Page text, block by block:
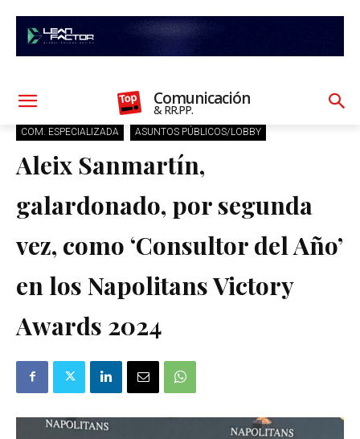
Comunicación
& RR.PP.
COM. ESPECIALIZADA ASUNTOS PÚBLICOS/LOBBY
Aleix Sanmartín,
galardonado, por segunda
vez, como ‘Consultor del Año’
en los Napolitans Victory
Awards 2024